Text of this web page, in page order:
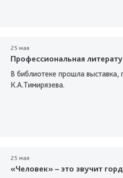
25 мая
Профессиональная
В библиотеке прошла
К.А.Тимирязева.
25 мая
«Человек» – это звучит